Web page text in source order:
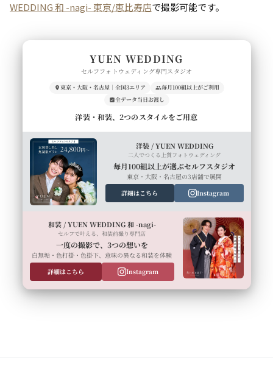
WEDDING 和 -nagi- 東京/恵比寿店で撮影可能です。
YUEN WEDDING
セルフフォトウェディング専門スタジオ
東京・大阪・名古屋｜全国3エリア
毎月100組以上がご利用
全データ当日お渡し
洋装・和装、2つのスタイルをご用意
洋装 / YUEN WEDDING
二人でつくる上質フォトウェディング
毎月100組以上が選ぶセルフスタジオ
東京・大阪・名古屋の3店舗で展開
詳細はこちら
Instagram
和装 / YUEN WEDDING 和 -nagi-
セルフで叶える、和装前撮り専門店
一度の撮影で、3つの想いを
白無垢・色打掛・色掛下、意味の異なる和装を体験
詳細はこちら
Instagram